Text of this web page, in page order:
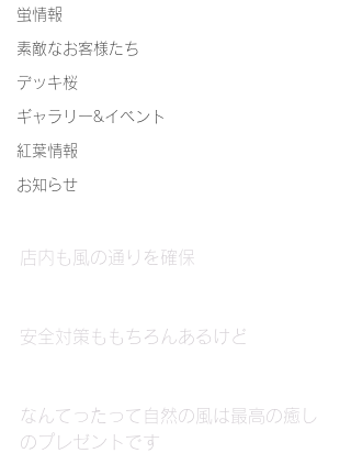
蛍情報
素敵なお客様たち
デッキ桜
ギャラリー&イベント
紅葉情報
お知らせ
店内も風の通りを確保
安全対策ももちろんあるけど
なんてったって自然の風は最高の癒し
のプレゼントです